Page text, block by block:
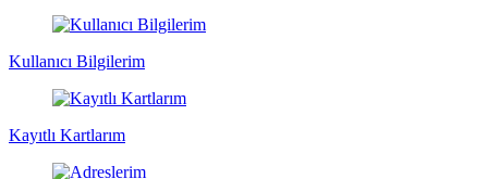
Kullanıcı Bilgilerim
Kayıtlı Kartlarım